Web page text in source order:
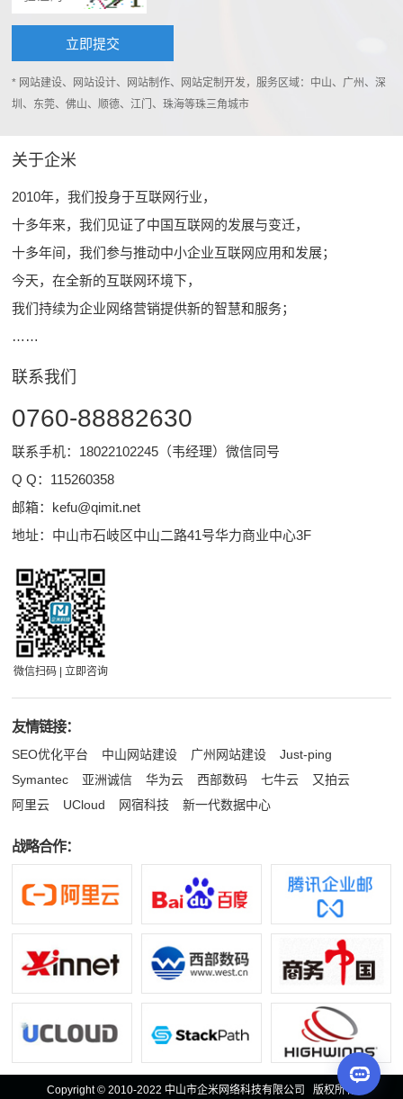
* 网站建设、网站设计、网站制作、网站定制开发，服务区域：中山、广州、深
圳、东莞、佛山、顺德、江门、珠海等珠三角城市
关于企米
2010年，我们投身于互联网行业，
十多年来，我们见证了中国互联网的发展与变迁，
十多年间，我们参与推动中小企业互联网应用和发展；
今天，在全新的互联网环境下，
我们持续为企业网络营销提供新的智慧和服务；
……
联系我们
0760-88882630
联系手机：18022102245（韦经理）微信同号
Q Q： 115260358
邮箱： kefu@qimit.net
地址：中山市石岐区中山二路41号华力商业中心3F
微信扫码 | 立即咨询
友情链接：
SEO优化平台 中山网站建设 广州网站建设
Just-ping
Symantec
亚洲诚信 华为云 西部数码 七牛云
又拍云
阿里云
UCloud 网宿科技 新一代数据中心
战略合作：
Copyright © 2010-2022 中山市企米网络科技有限公司 版权所有